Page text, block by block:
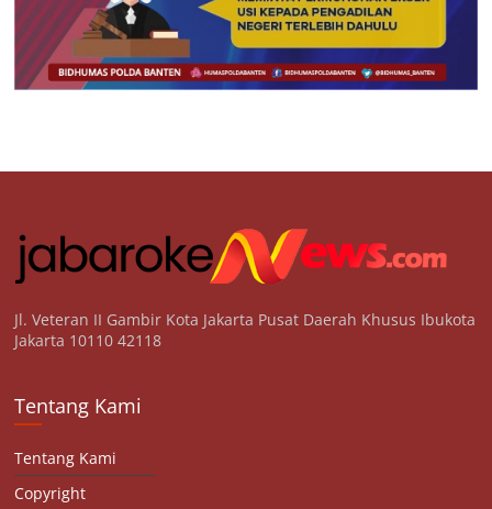
Jl. Veteran II Gambir Kota Jakarta Pusat Daerah Khusus Ibukota
Jakarta 10110 42118
Tentang Kami
Tentang Kami
Copyright